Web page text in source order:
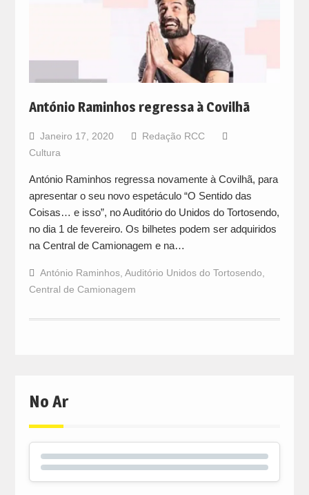
António Raminhos regressa à Covilhã
Janeiro 17, 2020
Redação RCC
Cultura
António Raminhos regressa novamente à Covilhã, para
apresentar o seu novo espetáculo “O Sentido das
Coisas… e isso”, no Auditório do Unidos do Tortosendo,
no dia 1 de fevereiro. Os bilhetes podem ser adquiridos
na Central de Camionagem e na…
António Raminhos, Auditório Unidos do Tortosendo,
Central de Camionagem
No Ar